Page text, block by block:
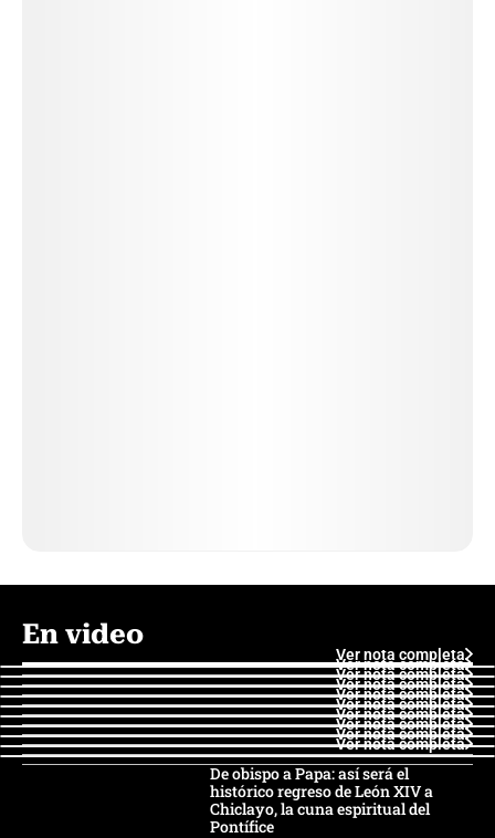
En video
Ver nota completa
Ver nota completa
Ver nota completa
Ver nota completa
Ver nota completa
Ver nota completa
Ver nota completa
Ver nota completa
Ver nota completa
Ver nota completa
De obispo a Papa: así será el
histórico regreso de León XIV a
Chiclayo, la cuna espiritual del
Pontífice